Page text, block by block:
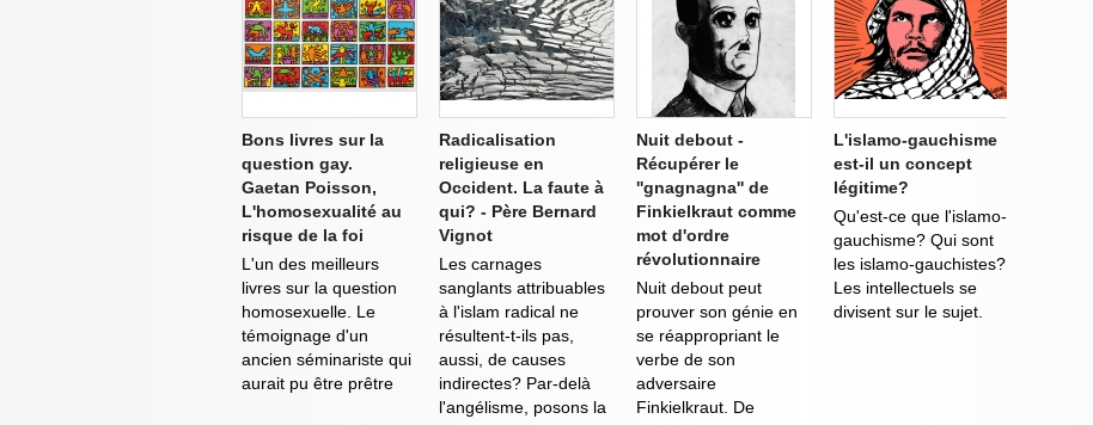
Bons livres sur la
question gay.
Gaetan Poisson,
L'homosexualité au
risque de la foi
L'un des meilleurs
livres sur la question
homosexuelle. Le
témoignage d'un
ancien séminariste qui
aurait pu être prêtre
Radicalisation
religieuse en
Occident. La faute à
qui? - Père Bernard
Vignot
Les carnages
sanglants attribuables
à l'islam radical ne
résultent-t-ils pas,
aussi, de causes
indirectes? Par-delà
l'angélisme, posons la
Nuit debout -
Récupérer le
''gnagnagna'' de
Finkielkraut comme
mot d'ordre
révolutionnaire
Nuit debout peut
prouver son génie en
se réappropriant le
verbe de son
adversaire
Finkielkraut. De
L'islamo-gauchisme
est-il un concept
légitime?
Qu'est-ce que l'islamo-
gauchisme? Qui sont
les islamo-gauchistes?
Les intellectuels se
divisent sur le sujet.